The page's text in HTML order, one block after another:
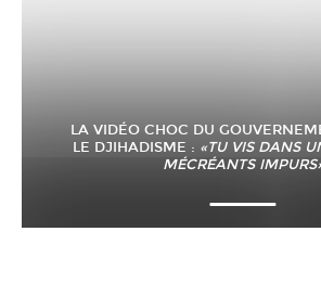
LA VIDÉO CHOC DU
LE DJIHADISME : «TU VIS DANS
MÉCRÉANTS